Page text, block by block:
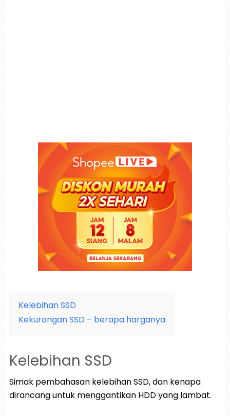
Kelebihan SSD
Kekurangan SSD – berapa harganya
Kelebihan SSD
Simak pembahasan kelebihan SSD, dan kenapa
dirancang untuk menggantikan HDD yang lambat.